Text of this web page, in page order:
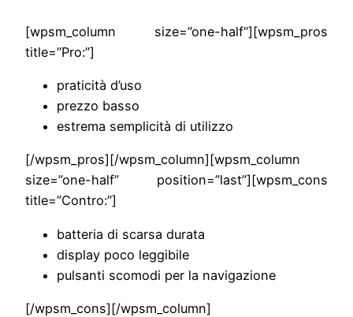
[wpsm_column size=”one-half”][wpsm_pros
title=”Pro:”]
praticità d’uso
prezzo basso
estrema semplicità di utilizzo
[/wpsm_pros][/wpsm_column][wpsm_column
size=”one-half” position=”last”][wpsm_cons
title=”Contro:”]
batteria di scarsa durata
display poco leggibile
pulsanti scomodi per la navigazione
[/wpsm_cons][/wpsm_column]